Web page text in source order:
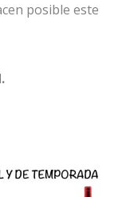
posible este